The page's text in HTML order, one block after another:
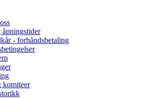
åpningstider
- forhåndsbetaling
komiteer